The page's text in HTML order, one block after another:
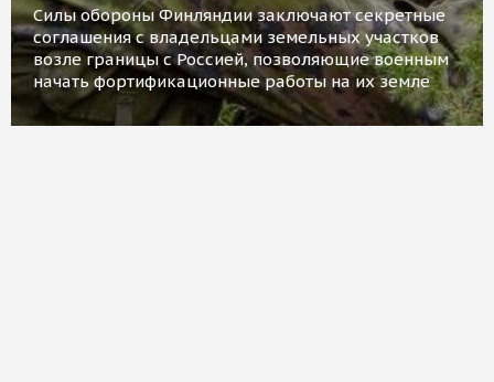
Силы обороны Финляндии заключают секретные
соглашения с владельцами земельных участков
возле границы с Россией, позволяющие военным
начать фортификационные работы на их земле